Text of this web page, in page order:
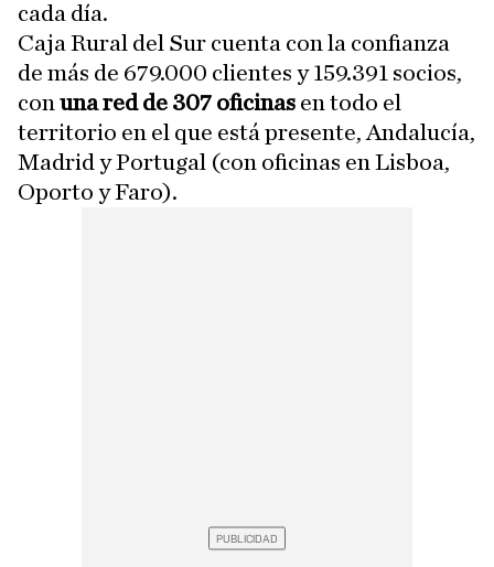
cada día.
Caja Rural del Sur cuenta con la confianza
de más de 679.000 clientes y 159.391 socios,
con una red de 307 oficinas en todo el
territorio en el que está presente, Andalucía,
Madrid y Portugal (con oficinas en Lisboa,
Oporto y Faro).